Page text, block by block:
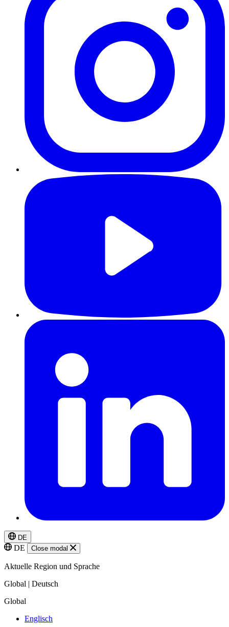
DE
DE Close modal
Aktuelle Region und Sprache
Global | Deutsch
Global
Englisch